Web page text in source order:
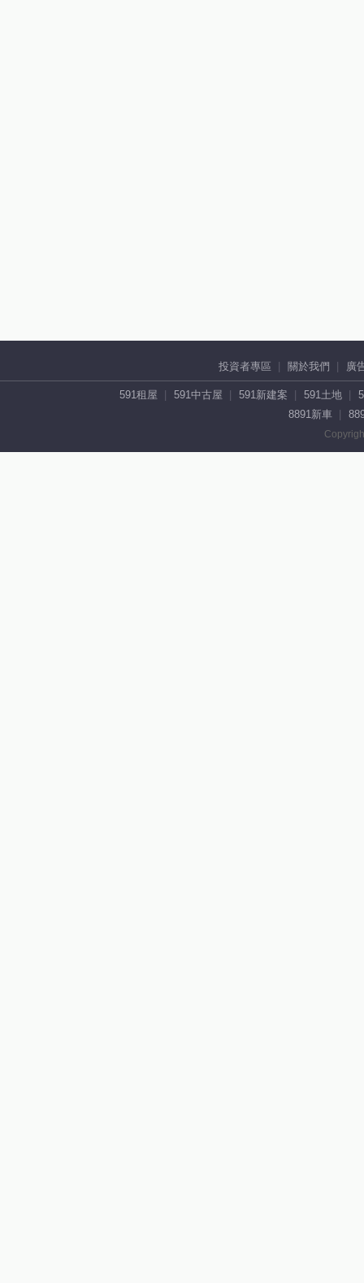
投資者專區 關於我們 廣
591租屋 591中古屋 591新建案 591土地
8891新車